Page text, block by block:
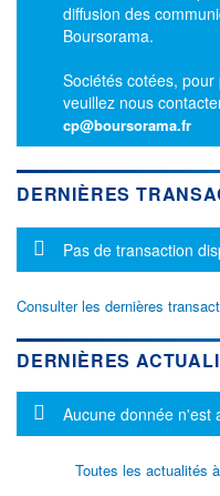
diffusion des
Boursorama.
Sociétés cotées,
veuillez nous
cp@boursorama.fr
DERNIÈRES
Message
Pas de transaction
Consulter les dernières
DERNIÈRES
Message
Aucune donnée n'est
Toutes les actualités